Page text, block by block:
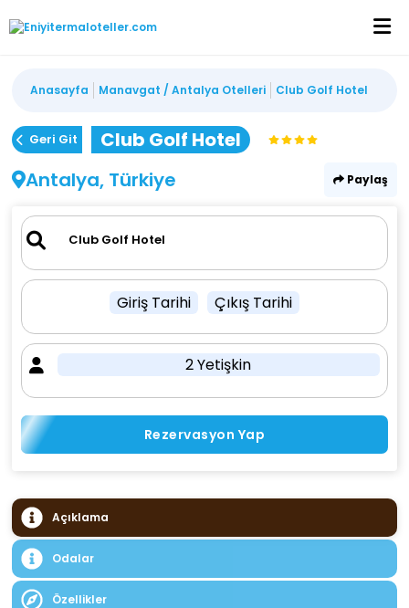
Anasayfa Manavgat / Antalya Otelleri Club Golf Hotel
Geri Git
Club Golf Hotel
Antalya, Türkiye
Paylaş
Giriş Tarihi Çıkış Tarihi
2 Yetişkin
Rezervasyon Yap
Açıklama
Odalar
Özellikler